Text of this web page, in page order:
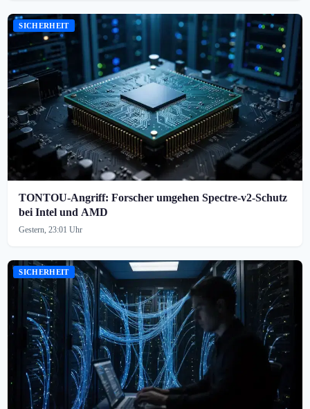
SICHERHEIT
TONTOU-Angriff: Forscher umgehen Spectre-v2-Schutz
bei Intel und AMD
Gestern, 23:01 Uhr
SICHERHEIT